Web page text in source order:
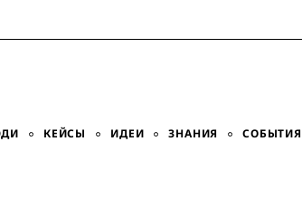
КЕЙСЫ ИДЕИ ЗНАНИЯ СОБЫТИЯ